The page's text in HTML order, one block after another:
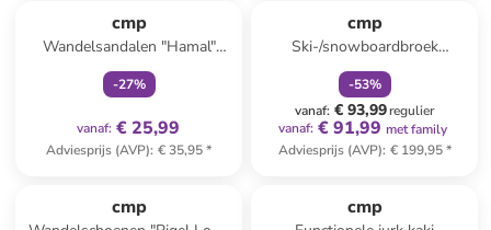
cmp
Wandelsandalen "Hamal"
crème/kaki
-27%
vanaf: € 25,99
Adviesprijs (AVP): € 35,95*
cmp
Ski-/snowboardbroek
lichtroze/zwart
-53%
vanaf: € 93,99regulier
vanaf: € 91,99 met family
Adviesprijs (AVP): € 199,95*
cmp cmp